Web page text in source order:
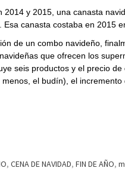
y 2015, una canasta
canasta costaba en 2015
de un combo navideño,
que ofrecen los
seis productos y el precio
el budín), el
, CENA DE NAVIDAD, FIN DE AÑO,